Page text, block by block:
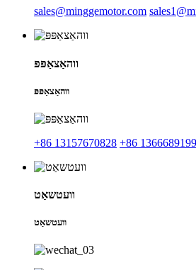
sales@minggemotor.com
ווהאַצאַפּפּ
ווהאַצאַפּפּ
+86 13157670828 +86
וועטשאַט
וועטשאַט